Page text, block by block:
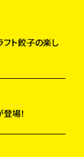
フト餃子の楽し
場！